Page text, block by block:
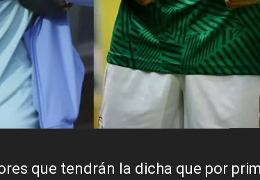
que tendrán la dicha que por